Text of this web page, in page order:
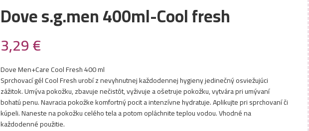
Dove s.g.men 400ml-Cool fresh
3,29€
Dove Men+Care Cool Fresh 400 ml
Sprchovací gél Cool Fresh urobí z nevyhnutnej každodennej hygieny jedinečný osviežujúci
zážitok. Umýva pokožku, zbavuje nečistôt, vyživuje a ošetruje pokožku, vytvára pri umývaní
bohatú penu. Navracia pokožke komfortný pocit a intenzívne hydratuje. Aplikujte pri sprchovaní či
kúpeli. Naneste na pokožku celého tela a potom opláchnite teplou vodou. Vhodné na
každodenné použitie.